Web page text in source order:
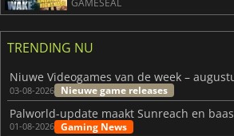
GAMESEAL
TRENDING NU
03-08-2026 Nieuwe game releases
01-08-2026 Gaming News